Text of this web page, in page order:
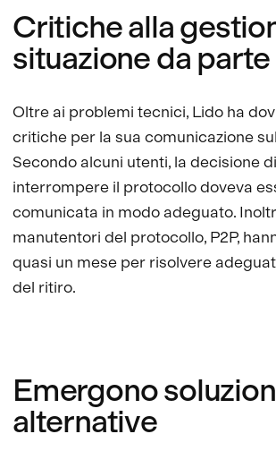
Critiche alla
situazione da
Oltre ai problemi tecnici, Lido ha
critiche per la sua comunicazione
Secondo alcuni utenti, la decisione
interrompere il protocollo doveva
comunicata in modo adeguato.
manutentori del protocollo, P2P,
quasi un mese per risolvere
del ritiro.
Emergono
alternative